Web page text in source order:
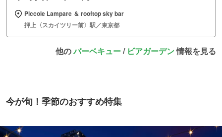
Piccole Lampare ＆ rooftop sky bar
押上〈スカイツリー前〉駅／東京都
他のバーベキュー/ ビアガーデン情報を見る
今が旬！季節のおすすめ特集